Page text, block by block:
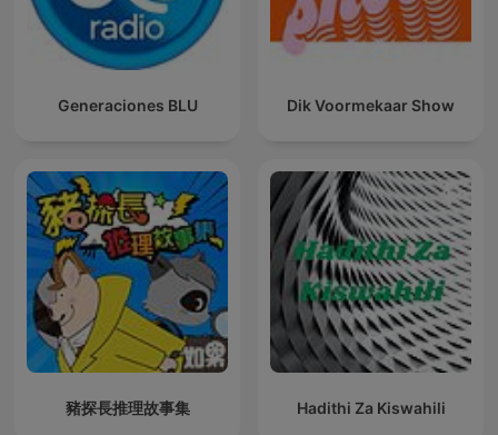
Generaciones BLU Dik Voormekaar Show
豬探長推理故事集 Hadithi Za Kiswahili